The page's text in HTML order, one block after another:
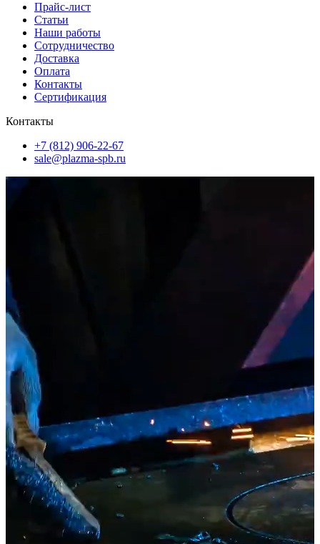
Прайс-лист
Статьи
Наши работы
Сотрудничество
Доставка
Оплата
Контакты
Сертификация
Контакты
+7 (812) 906-22-67
sale@plazma-spb.ru